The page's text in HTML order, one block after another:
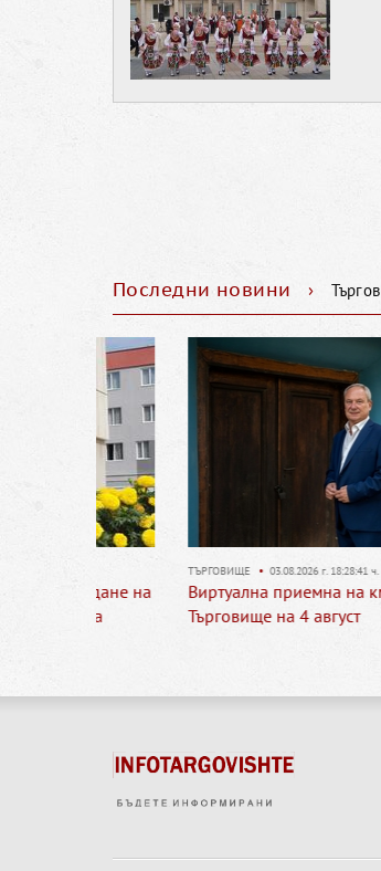
Последни новини ›
• 03.08.2026 г. 18:28:41 ч.
Виртуална приемна на кмета на
Търговище на 4 август